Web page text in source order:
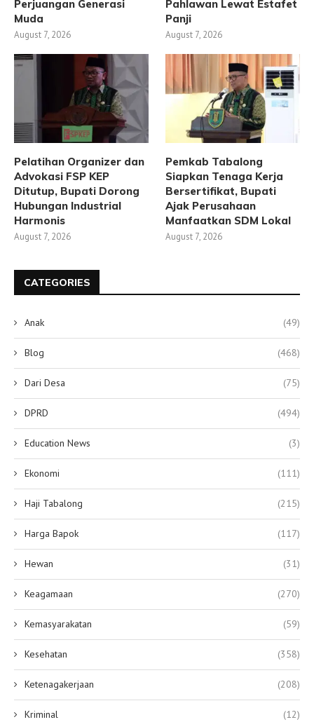
Perjuangan Generasi
Muda
August 7, 2026
Pahlawan Lewat Estafet
Panji
August 7, 2026
Pelatihan Organizer dan
Advokasi FSP KEP
Ditutup, Bupati Dorong
Hubungan Industrial
Harmonis
August 7, 2026
Pemkab Tabalong
Siapkan Tenaga Kerja
Bersertifikat, Bupati
Ajak Perusahaan
Manfaatkan SDM Lokal
August 7, 2026
CATEGORIES
Anak (49)
Blog (468)
Dari Desa (75)
DPRD (494)
Education News (3)
Ekonomi (111)
Haji Tabalong (215)
Harga Bapok (117)
Hewan (31)
Keagamaan (270)
Kemasyarakatan (59)
Kesehatan (358)
Ketenagakerjaan (208)
Kriminal (12)